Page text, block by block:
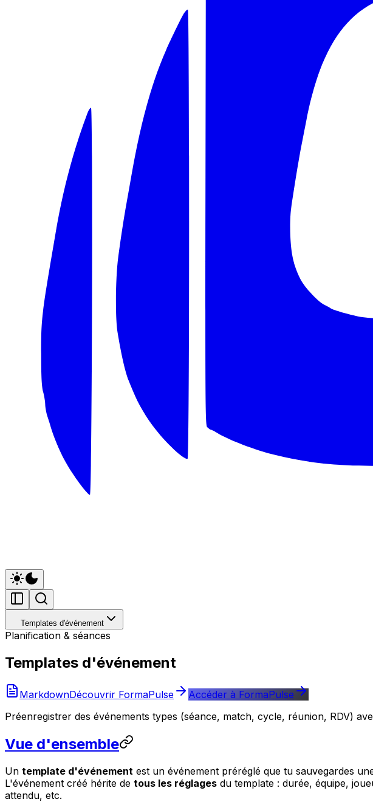
Templates d'événement
Planification & séances
Templates d'événement
MarkdownDécouvrir FormaPulse
Accéder à FormaPulse
Préenregistrer des événements types (séance, match, cycle, réunion, RDV)
Vue d'ensemble
Un template d'événement est un événement préréglé que tu sauvegardes
L'événement créé hérite de tous les réglages du template : durée, équipe,
attendu, etc.